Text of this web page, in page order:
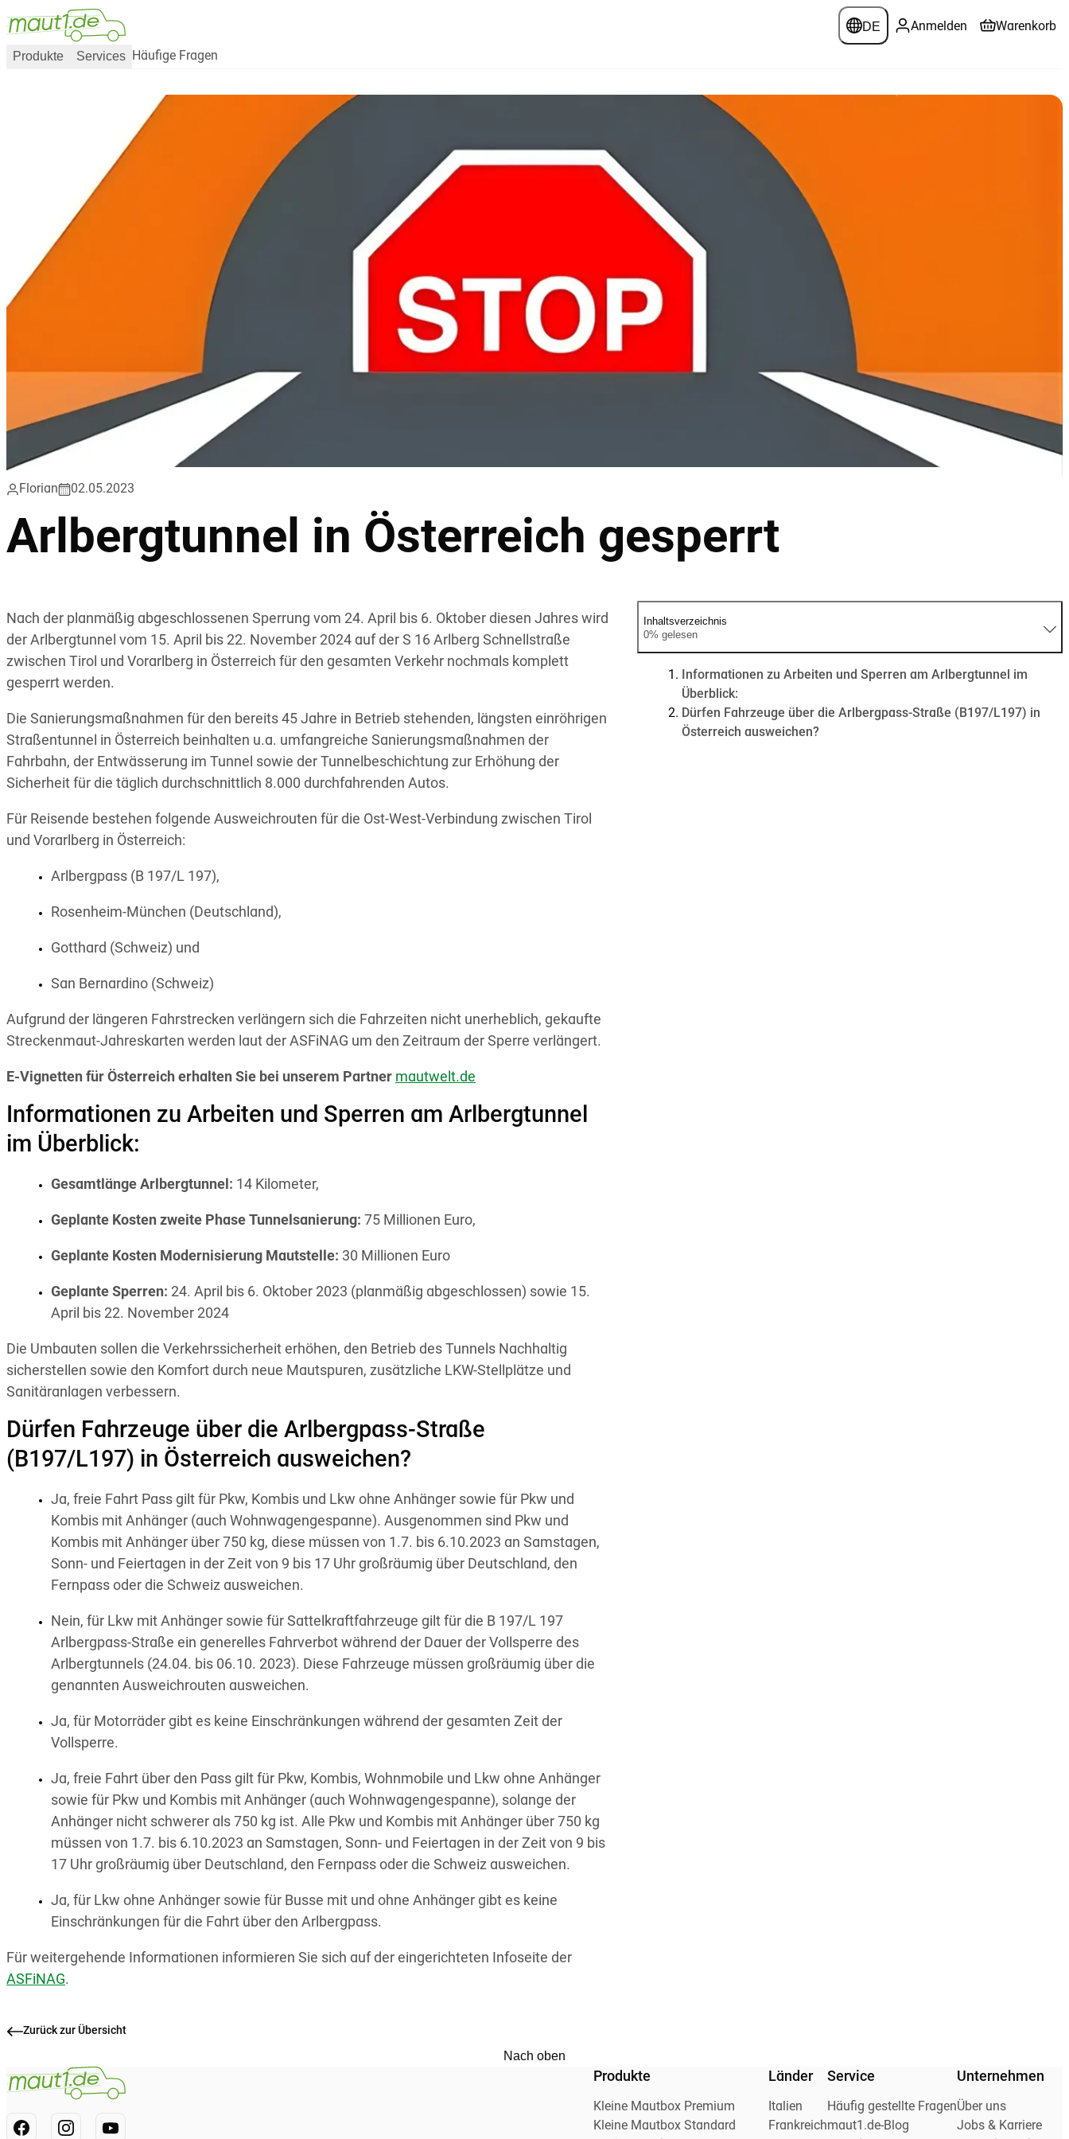
DE Anmelden Warenkorb
Produkte Services Häufige Fragen
Florian 02.05.2023
Arlbergtunnel in Österreich gesperrt
Inhaltsverzeichnis
0% gelesen
Informationen zu Arbeiten und Sperren am Arlbergtunnel im
Überblick:
Dürfen Fahrzeuge über die Arlbergpass-Straße (B197/L197) in
Österreich ausweichen?
Nach der planmäßig abgeschlossenen Sperrung vom 24. April bis 6. Oktober diesen Jahres wird
der Arlbergtunnel vom 15. April bis 22. November 2024 auf der S 16 Arlberg Schnellstraße
zwischen Tirol und Vorarlberg in Österreich für den gesamten Verkehr nochmals komplett
gesperrt werden.
Die Sanierungsmaßnahmen für den bereits 45 Jahre in Betrieb stehenden, längsten einröhrigen
Straßentunnel in Österreich beinhalten u.a. umfangreiche Sanierungsmaßnahmen der
Fahrbahn, der Entwässerung im Tunnel sowie der Tunnelbeschichtung zur Erhöhung der
Sicherheit für die täglich durchschnittlich 8.000 durchfahrenden Autos.
Für Reisende bestehen folgende Ausweichrouten für die Ost-West-Verbindung zwischen Tirol
und Vorarlberg in Österreich:
Arlbergpass (B 197/L 197),
Rosenheim-München (Deutschland),
Gotthard (Schweiz) und
San Bernardino (Schweiz)
Aufgrund der längeren Fahrstrecken verlängern sich die Fahrzeiten nicht unerheblich, gekaufte
Streckenmaut-Jahreskarten werden laut der ASFiNAG um den Zeitraum der Sperre verlängert.
E-Vignetten für Österreich erhalten Sie bei unserem Partner mautwelt.de
Informationen zu Arbeiten und Sperren am Arlbergtunnel
im Überblick:
Gesamtlänge Arlbergtunnel: 14 Kilometer,
Geplante Kosten zweite Phase Tunnelsanierung: 75 Millionen Euro,
Geplante Kosten Modernisierung Mautstelle: 30 Millionen Euro
Geplante Sperren: 24. April bis 6. Oktober 2023 (planmäßig abgeschlossen) sowie 15.
April bis 22. November 2024
Die Umbauten sollen die Verkehrssicherheit erhöhen, den Betrieb des Tunnels Nachhaltig
sicherstellen sowie den Komfort durch neue Mautspuren, zusätzliche LKW-Stellplätze und
Sanitäranlagen verbessern.
Dürfen Fahrzeuge über die Arlbergpass-Straße
(B197/L197) in Österreich ausweichen?
Ja, freie Fahrt Pass gilt für Pkw, Kombis und Lkw ohne Anhänger sowie für Pkw und
Kombis mit Anhänger (auch Wohnwagengespanne). Ausgenommen sind Pkw und
Kombis mit Anhänger über 750 kg, diese müssen von 1.7. bis 6.10.2023 an Samstagen,
Sonn- und Feiertagen in der Zeit von 9 bis 17 Uhr großräumig über Deutschland, den
Fernpass oder die Schweiz ausweichen.
Nein, für Lkw mit Anhänger sowie für Sattelkraftfahrzeuge gilt für die B 197/L 197
Arlbergpass-Straße ein generelles Fahrverbot während der Dauer der Vollsperre des
Arlbergtunnels (24.04. bis 06.10. 2023). Diese Fahrzeuge müssen großräumig über die
genannten Ausweichrouten ausweichen.
Ja, für Motorräder gibt es keine Einschränkungen während der gesamten Zeit der
Vollsperre.
Ja, freie Fahrt über den Pass gilt für Pkw, Kombis, Wohnmobile und Lkw ohne Anhänger
sowie für Pkw und Kombis mit Anhänger (auch Wohnwagengespanne), solange der
Anhänger nicht schwerer als 750 kg ist. Alle Pkw und Kombis mit Anhänger über 750 kg
müssen von 1.7. bis 6.10.2023 an Samstagen, Sonn- und Feiertagen in der Zeit von 9 bis
17 Uhr großräumig über Deutschland, den Fernpass oder die Schweiz ausweichen.
Ja, für Lkw ohne Anhänger sowie für Busse mit und ohne Anhänger gibt es keine
Einschränkungen für die Fahrt über den Arlbergpass.
Für weitergehende Informationen informieren Sie sich auf der eingerichteten Infoseite der
ASFiNAG.
Zurück zur Übersicht
Nach oben
Produkte
Kleine Mautbox Premium
Kleine Mautbox Standard
Länder
Italien
Frankreich
Service
Häufig gestellte Fragen
maut1.de-Blog
Unternehmen
Über uns
Jobs & Karriere